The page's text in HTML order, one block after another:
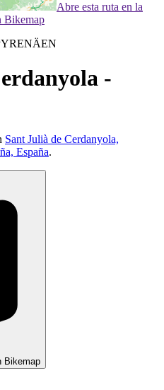
Abre esta ruta en la
Bikemap
-
Sant Julià de Cerdanyola,
España.
Bikemap